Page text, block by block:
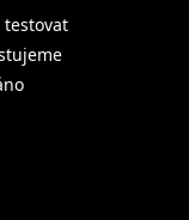
testovat